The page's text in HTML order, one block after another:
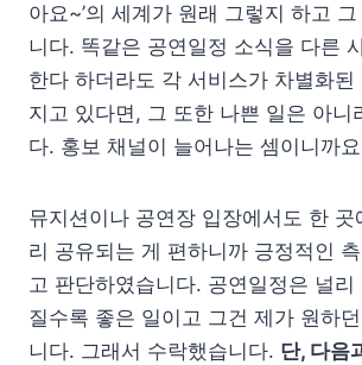
아요~’의 세계가 원래 그렇지 하고
니다. 똑같은 공연일정 소식을 다른
한다 하더라도 각 서비스가 차별화
지고 있다면, 그 또한 나쁜 일은 아니
다. 홍보 채널이 늘어나는 셈이니까
뮤지션이나 공연장 입장에서도 한 곳
리 공유되는 게 편하니까 긍정적인
고 판단하였습니다. 공연일정은 널리
질수록 좋은 일이고 그건 제가 원하
니다. 그래서 수락했습니다. 단, 다음